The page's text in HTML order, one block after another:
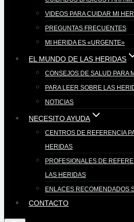
VIDEOS PARA CUIDAR MI
PREGUNTAS FRECUENTES
MI HERIDA ES «URGENTE»
EL MUNDO DE LAS HERIDAS
CONSEJOS DE SALUD PARA
PARA LEER SOBRE LAS
NOTICIAS
NECESITO AYUDA
CENTROS DE REFERENCIA
HERIDAS
PROFESIONALES DE
LAS HERIDAS
ENLACES RECOMENDADOS
CONTACTO